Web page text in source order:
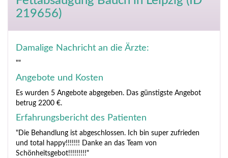
219656)
Damalige Nachricht an die Ärzte:
""
Angebote und Kosten
Es wurden 5 Angebote abgegeben. Das günstigste Angebot
betrug 2200 €.
Erfahrungsbericht des Patienten
"Die Behandlung ist abgeschlossen. Ich bin super zufrieden
und total happy!!!!!!! Danke an das Team von
Schönheitsgebot!!!!!!!!!"